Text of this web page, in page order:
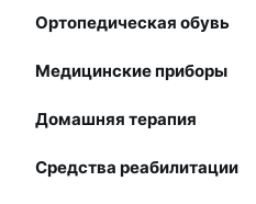
Ортопедическая обувь
Медицинские приборы
Домашняя терапия
Средства реабилитации